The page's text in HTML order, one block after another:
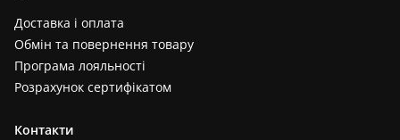
Доставка і оплата
Обмін та повернення товару
Програма лояльності
Розрахунок сертифікатом
Контакти